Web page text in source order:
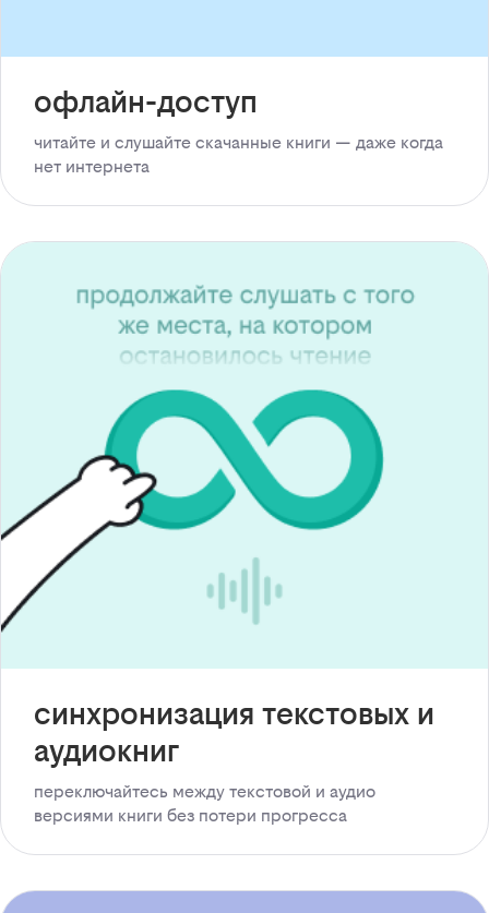
офлайн-доступ
читайте и слушайте скачанные книги — даже когда
нет интернета
синхронизация текстовых и
аудиокниг
переключайтесь между текстовой и аудио
версиями книги без потери прогресса